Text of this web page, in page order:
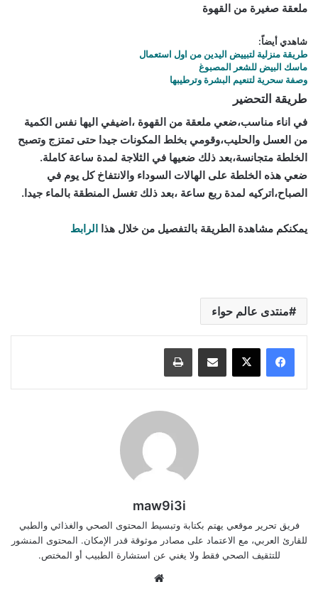
ملعقة صغيرة من القهوة
شاهدي أيضاً:
طريقة منزلية لتبييض اليدين من اول استعمال
ماسك البيض للشعر المصبوغ
وصفة سحرية لتنعيم البشرة وترطيبها
طريقة التحضير
في اناء مناسب،ضعي ملعقة من القهوة ،اضيفي اليها نفس الكمية
من العسل والحليب،وقومي بخلط المكونات جيدا حتى تمتزج وتصبح
الخلطة متجانسة،بعد ذلك ضعيها في الثلاجة لمدة ساعة كاملة.
ضعي هذه الخلطة على الهالات السوداء والانتفاخ كل يوم في
الصباح،اتركيه لمدة ربع ساعة ،بعد ذلك تغسل المنطقة بالماء جيدا.
يمكنكم مشاهدة الطريقة بالتفصيل من خلال هذا الرابط
منتدى عالم حواء
مشاركة عبر البريد طباعة
maw9i3i
فريق تحرير موقعي يهتم بكتابة وتبسيط المحتوى الصحي والغذائي والطبي
للقارئ العربي، مع الاعتماد على مصادر موثوقة قدر الإمكان. المحتوى المنشور
للتثقيف الصحي فقط ولا يغني عن استشارة الطبيب أو المختص.